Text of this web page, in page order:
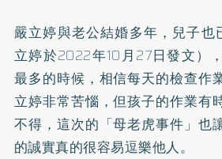
嚴立婷與老公結婚多年，兒子
立婷於2022年10月27日發文）
最多的時候，相信每天的檢查作
立婷非常苦惱，但孩子的作業有
不得，這次的「母老虎事件」也
的誠實真的很容易逗樂他人。